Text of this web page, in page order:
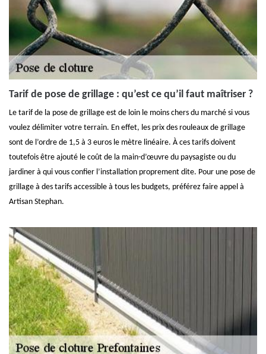
Tarif de pose de grillage : qu’est ce qu’il faut maîtriser ?
Le tarif de la pose de grillage est de loin le moins chers du marché si vous
voulez délimiter votre terrain. En effet, les prix des rouleaux de grillage
sont de l’ordre de 1,5 à 3 euros le mètre linéaire. À ces tarifs doivent
toutefois être ajouté le coût de la main-d’œuvre du paysagiste ou du
jardiner à qui vous confier l’installation proprement dite. Pour une pose de
grillage à des tarifs accessible à tous les budgets, préférez faire appel à
Artisan Stephan.